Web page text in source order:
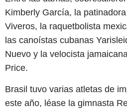
Kimberly García, la
Viveros, la raquetbolista
las canoístas cubanas
Nuevo y la velocista
Price.
Brasil tuvo varias atletas de
este año, léase la gimnasta